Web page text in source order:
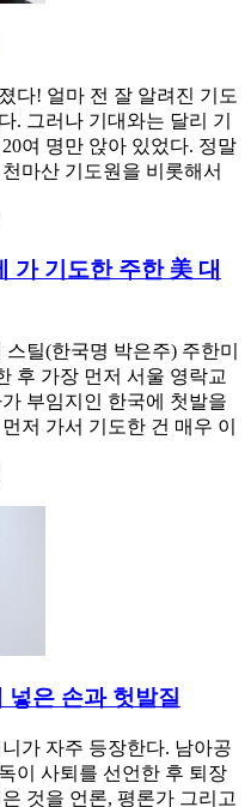
다! 얼마 전 잘 알려진 기도
. 그러나 기대와는 달리 기
여 명만 앉아 있었다. 정말
마산 기도원을 비롯해서
가 기도한 주한 美 대
틸(한국명 박은주) 주한미
후 가장 먼저 서울 영락교
부임지인 한국에 첫발을
저 가서 기도한 건 매우 이
은 손과 헛발질
가 자주 등장한다. 남아공
이 사퇴를 선언한 후 퇴장
것을 언론, 평론가 그리고